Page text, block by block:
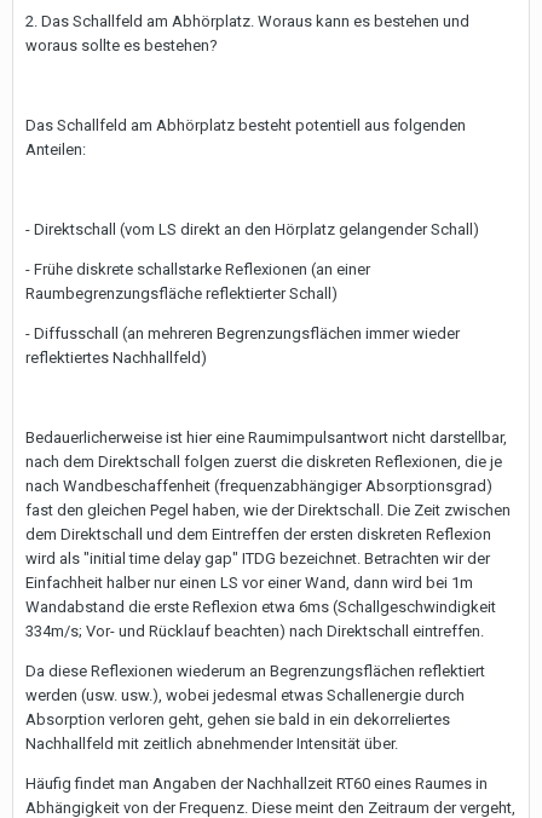
2. Das Schallfeld am Abhörplatz. Woraus kann es bestehen und
woraus sollte es bestehen?
Das Schallfeld am Abhörplatz besteht potentiell aus folgenden
Anteilen:
- Direktschall (vom LS direkt an den Hörplatz gelangender Schall)
- Frühe diskrete schallstarke Reflexionen (an einer
Raumbegrenzungsfläche reflektierter Schall)
- Diffusschall (an mehreren Begrenzungsflächen immer wieder
reflektiertes Nachhallfeld)
Bedauerlicherweise ist hier eine Raumimpulsantwort nicht darstellbar,
nach dem Direktschall folgen zuerst die diskreten Reflexionen, die je
nach Wandbeschaffenheit (frequenzabhängiger Absorptionsgrad)
fast den gleichen Pegel haben, wie der Direktschall. Die Zeit zwischen
dem Direktschall und dem Eintreffen der ersten diskreten Reflexion
wird als "initial time delay gap" ITDG bezeichnet. Betrachten wir der
Einfachheit halber nur einen LS vor einer Wand, dann wird bei 1m
Wandabstand die erste Reflexion etwa 6ms (Schallgeschwindigkeit
334m/s; Vor- und Rücklauf beachten) nach Direktschall eintreffen.
Da diese Reflexionen wiederum an Begrenzungsflächen reflektiert
werden (usw. usw.), wobei jedesmal etwas Schallenergie durch
Absorption verloren geht, gehen sie bald in ein dekorreliertes
Nachhallfeld mit zeitlich abnehmender Intensität über.
Häufig findet man Angaben der Nachhallzeit RT60 eines Raumes in
Abhängigkeit von der Frequenz. Diese meint den Zeitraum der vergeht,